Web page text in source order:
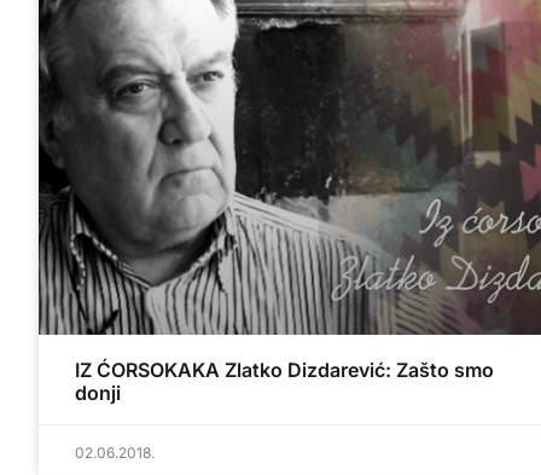
IZ ĆORSOKAKA Zlatko Dizdarević: Zašto smo
donji
02.06.2018.